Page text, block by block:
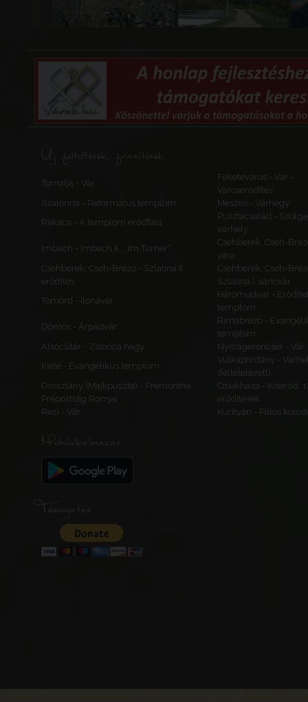
Új feltöltések, frissítések
Tornalja - Vár
Feketeváros - Vár -
Városerődítés
Szalonna - Református templom
Meszes - Várhegy
Rakaca - A templom erődfala
Pusztacsalád -
várhely
Imbach - Imbach II., „Im Turner”
Csehberek, Cseh-
vára
Csehberek, Cseh-Brézó - Szlatina II.
erődítés
Csehberek, Cseh-
Szlatina I. sáncvár
Tömörd - Ilonavár
Háromudvar -
templom
Dömös - Árpádvár
Rimabrézó -
templom
Alsócsitár - Zsibrica hegy
Nyitragerencsér - Vár
Kiéte - Evangélikus templom
Vulkapordány -
(feltételezett)
Oroszlány (Majkpuszta) - Premontrei
Prépostság Romjai
Cibakháza - Kiserőd,
erődítések
Rezi - Vár
Kurityán - Pálos
Mobilalkalmazás
Támogatás